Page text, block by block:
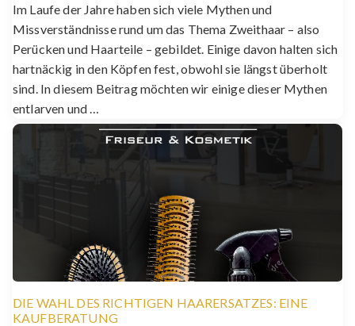
Im Laufe der Jahre haben sich viele Mythen und
Missverständnisse rund um das Thema Zweithaar – also
Perücken und Haarteile – gebildet. Einige davon halten sich
hartnäckig in den Köpfen fest, obwohl sie längst überholt
sind. In diesem Beitrag möchten wir einige dieser Mythen
entlarven und …
DIE WAHL DES RICHTIGEN HAARERSATZES: EINE
KAUFBERATUNG